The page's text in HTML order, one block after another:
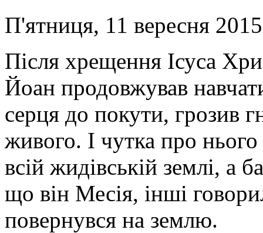
П'ятниця, 11 вересня
Після хрещення Ісуса
Йоан продовжував
серця до покути, грозив
живого. І чутка про
всій жидівській землі, а
що він Месія, інші
повернувся на землю.